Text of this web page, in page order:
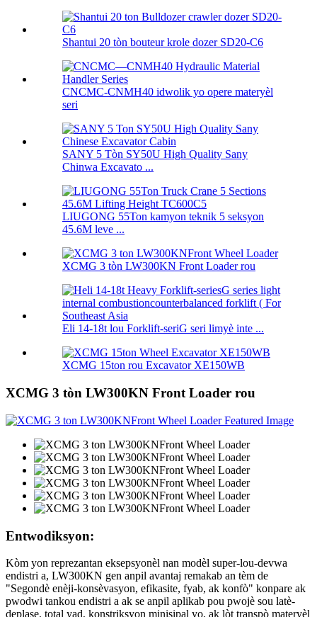
Shantui 20 tòn bouteur krole dozer SD20-C6
CNCMC-CNMH40 idwolik yo opere materyèl
seri
SANY 5 Tòn SY50U High Quality Sany
Chinwa Excavato ...
LIUGONG 55Ton kamyon teknik 5 seksyon
45.6M leve ...
XCMG 3 tòn LW300KN Front Loader rou
Eli 14-18t lou Forklift-seriG seri limyè inte ...
XCMG 15ton rou Excavator XE150WB
XCMG 3 tòn LW300KN Front Loader rou
Entwodiksyon:
Kòm yon reprezantan eksepsyonèl nan modèl super-lou-devwa
endistri a, LW300KN gen anpil avantaj remakab an tèm de
"Segondè enèji-konsèvasyon, efikasite, fyab, ak konfò" konpare ak
pwodwi tankou endistri a ak se anpil aplikab pou pwojè sou latè-
deplase, total yad, konstriksyon minisipal yo, ak lòt transpò materyèl